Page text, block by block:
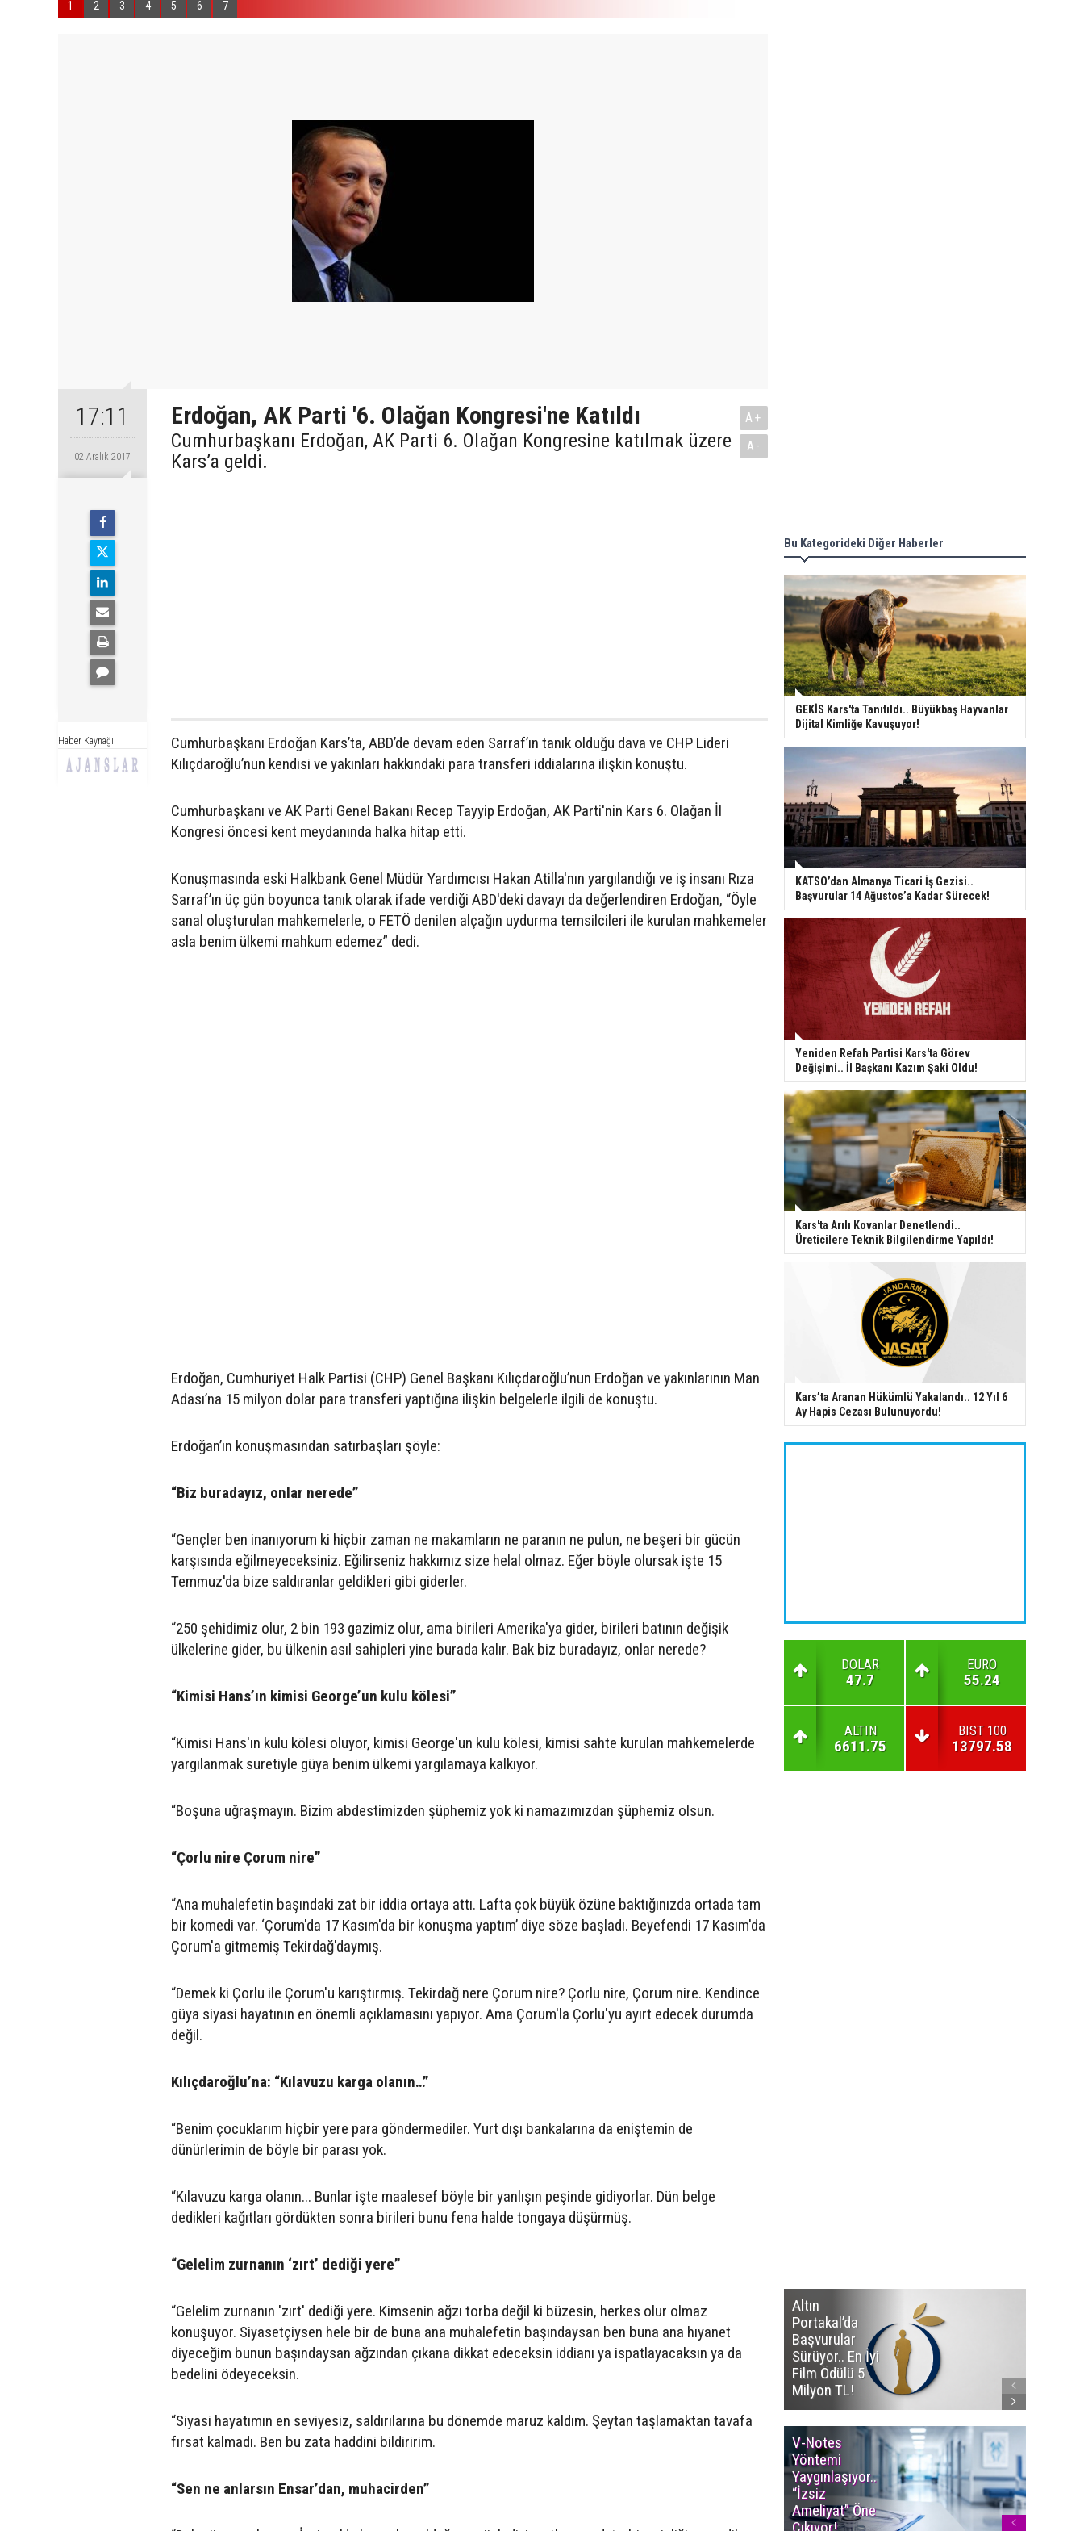
1 2 3 4 5 6 7
17:11
02 Aralık 2017
Haber Kaynağı
Erdoğan, AK Parti '6. Olağan Kongresi'ne Katıldı
Cumhurbaşkanı Erdoğan, AK Parti 6. Olağan Kongresine katılmak üzere
Kars’a geldi.
A+
A-
Cumhurbaşkanı Erdoğan Kars’ta, ABD’de devam eden Sarraf’ın tanık olduğu dava ve CHP Lideri
Kılıçdaroğlu’nun kendisi ve yakınları hakkındaki para transferi iddialarına ilişkin konuştu.
Cumhurbaşkanı ve AK Parti Genel Bakanı Recep Tayyip Erdoğan, AK Parti'nin Kars 6. Olağan İl
Kongresi öncesi kent meydanında halka hitap etti.
Konuşmasında eski Halkbank Genel Müdür Yardımcısı Hakan Atilla'nın yargılandığı ve iş insanı Rıza
Sarraf’ın üç gün boyunca tanık olarak ifade verdiği ABD'deki davayı da değerlendiren Erdoğan, “Öyle
sanal oluşturulan mahkemelerle, o FETÖ denilen alçağın uydurma temsilcileri ile kurulan mahkemeler
asla benim ülkemi mahkum edemez” dedi.
Erdoğan, Cumhuriyet Halk Partisi (CHP) Genel Başkanı Kılıçdaroğlu’nun Erdoğan ve yakınlarının Man
Adası’na 15 milyon dolar para transferi yaptığına ilişkin belgelerle ilgili de konuştu.
Erdoğan’ın konuşmasından satırbaşları şöyle:
“Biz buradayız, onlar nerede”
“Gençler ben inanıyorum ki hiçbir zaman ne makamların ne paranın ne pulun, ne beşeri bir gücün
karşısında eğilmeyeceksiniz. Eğilirseniz hakkımız size helal olmaz. Eğer böyle olursak işte 15
Temmuz'da bize saldıranlar geldikleri gibi giderler.
“250 şehidimiz olur, 2 bin 193 gazimiz olur, ama birileri Amerika'ya gider, birileri batının değişik
ülkelerine gider, bu ülkenin asıl sahipleri yine burada kalır. Bak biz buradayız, onlar nerede?
“Kimisi Hans’ın kimisi George’un kulu kölesi”
“Kimisi Hans'ın kulu kölesi oluyor, kimisi George'un kulu kölesi, kimisi sahte kurulan mahkemelerde
yargılanmak suretiyle güya benim ülkemi yargılamaya kalkıyor.
“Boşuna uğraşmayın. Bizim abdestimizden şüphemiz yok ki namazımızdan şüphemiz olsun.
“Çorlu nire Çorum nire”
“Ana muhalefetin başındaki zat bir iddia ortaya attı. Lafta çok büyük özüne baktığınızda ortada tam
bir komedi var. ‘Çorum'da 17 Kasım'da bir konuşma yaptım’ diye söze başladı. Beyefendi 17 Kasım'da
Çorum'a gitmemiş Tekirdağ'daymış.
“Demek ki Çorlu ile Çorum'u karıştırmış. Tekirdağ nere Çorum nire? Çorlu nire, Çorum nire. Kendince
güya siyasi hayatının en önemli açıklamasını yapıyor. Ama Çorum'la Çorlu'yu ayırt edecek durumda
değil.
Kılıçdaroğlu’na: “Kılavuzu karga olanın…”
“Benim çocuklarım hiçbir yere para göndermediler. Yurt dışı bankalarına da eniştemin de
dünürlerimin de böyle bir parası yok.
“Kılavuzu karga olanın... Bunlar işte maalesef böyle bir yanlışın peşinde gidiyorlar. Dün belge
dedikleri kağıtları gördükten sonra birileri bunu fena halde tongaya düşürmüş.
“Gelelim zurnanın ‘zırt’ dediği yere”
“Gelelim zurnanın 'zırt' dediği yere. Kimsenin ağzı torba değil ki büzesin, herkes olur olmaz
konuşuyor. Siyasetçiysen hele bir de buna ana muhalefetin başındaysan ben buna ana hıyanet
diyeceğim bunun başındaysan ağzından çıkana dikkat edeceksin iddianı ya ispatlayacaksın ya da
bedelini ödeyeceksin.
“Siyasi hayatımın en seviyesiz, saldırılarına bu dönemde maruz kaldım. Şeytan taşlamaktan tavafa
fırsat kalmadı. Ben bu zata haddini bildiririm.
“Sen ne anlarsın Ensar’dan, muhacirden”
Bu Kategorideki Diğer Haberler
GEKİS Kars'ta Tanıtıldı.. Büyükbaş Hayvanlar
Dijital Kimliğe Kavuşuyor!
KATSO’dan Almanya Ticari İş Gezisi..
Başvurular 14 Ağustos’a Kadar Sürecek!
Yeniden Refah Partisi Kars'ta Görev
Değişimi.. İl Başkanı Kazım Şaki Oldu!
Kars'ta Arılı Kovanlar Denetlendi..
Üreticilere Teknik Bilgilendirme Yapıldı!
Kars’ta Aranan Hükümlü Yakalandı.. 12 Yıl 6
Ay Hapis Cezası Bulunuyordu!
DOLAR
47.7
EURO
55.24
ALTIN
6611.75
BIST 100
13797.58
Altın
Portakal’da
Başvurular
Sürüyor.. En İyi
Film Ödülü 5
Milyon TL!
V-Notes
Yöntemi
Yaygınlaşıyor..
“İzsiz
Ameliyat” Öne